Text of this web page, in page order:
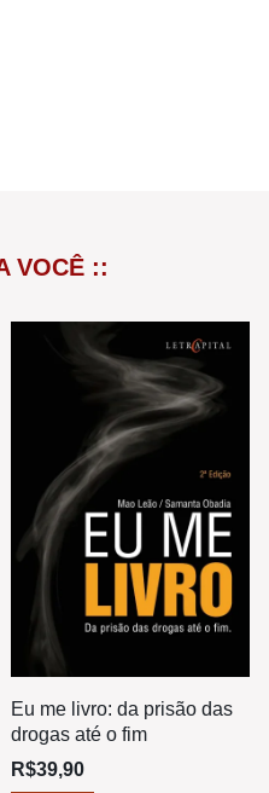
VOCÊ ::
Eu me livro: da prisão das
drogas até o fim
R$39,90